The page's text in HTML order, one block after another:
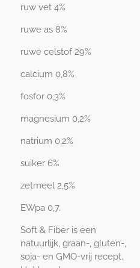
ruw vet 4%
ruwe as 8%
ruwe celstof 29%
calcium 0,8%
fosfor 0,3%
magnesium 0,2%
natrium 0,2%
suiker 6%
zetmeel 2,5%
EWpa 0,7.
Soft & Fiber is een
natuurlijk, graan-, gluten-,
soja- en GMO-vrij recept.